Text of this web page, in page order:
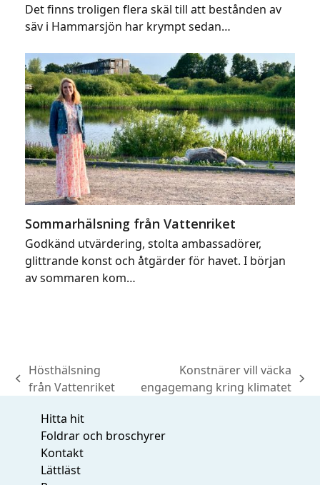
Det finns troligen flera skäl till att bestånden av
säv i Hammarsjön har krympt sedan…
Sommarhälsning från Vattenriket
Godkänd utvärdering, stolta ambassadörer,
glittrande konst och åtgärder för havet. I början
av sommaren kom…
previous
Hösthälsning
från Vattenriket
next
Konstnärer vill väcka
engagemang kring klimatet
Hitta hit
Foldrar och broschyrer
Kontakt
Lättläst